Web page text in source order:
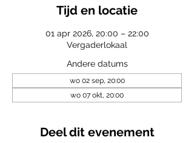
Tijd en locatie
01 apr 2026, 20:00 – 22:00
Vergaderlokaal
Andere datums
wo 02 sep, 20:00
wo 07 okt, 20:00
Deel dit evenement